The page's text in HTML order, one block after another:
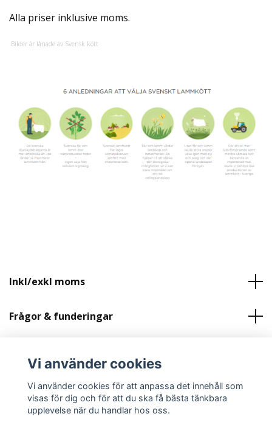
Alla priser inklusive moms.
Bilder är lånade av Svensk kött
Inkl/exkl moms
Frågor & funderingar
Sociala medier
Vi använder cookies
Vi använder cookies för att anpassa det innehåll som
visas för dig och för att du ska få bästa tänkbara
upplevelse när du handlar hos oss.